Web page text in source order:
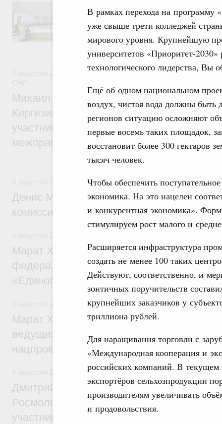
В рамках перехода на программу
уже свыше трети колледжей
мирового уровня. Крупнейшую
университетов «Приоритет-
технологического лидерства, Вы
Ещё об одном национальном
воздух, чистая вода должны
регионов ситуацию осложняют
первые восемь таких площадок,
восстановит более 300 гектаров
тысяч человек.
Чтобы обеспечить
экономика. На это нацелен
и конкурентная экономика».
стимулируем рост малого и
Расширяется инфраструктура
создать не менее 100 таких
Действуют, соответственно, и
зонтичных поручительств
крупнейших заказчиков у
триллиона рублей.
Для наращивания торговли с
«Международная кооперация и
российских компаний. В текущем
экспортёров сельхозпродукции
производителям увеличивать
и продовольствия.
числе совершенствование кооперации в
регулирования и администрирования,
обеспечение продовольственной
железнодорожных перевозок,
Евразийский экономический союз.
СНГ
Михаил Мишустин принял участие во
Киргизии Садыра Жапарова с главами
участников заседания Евразийского
межправительственного совета
6 августа, четверг
Общие вопросы промышленной политики
Денис Мантуров провёл заседание
комиссии по промышленности
Марат Хуснуллин: Более 130
федерального значения построено под
«Единого заказчика»
Национальный проект «Инфраструктура
Марат Хуснуллин: Порядка 200
ведущих к спортивным объектам,
нацпроекту «Инфраструктура для
Молодёжная политика
Дмитрий Чернышенко, Сергей Кравцов и
Росмолодёжи Григорий Гуров
участников проекта «Кольцо открытий»